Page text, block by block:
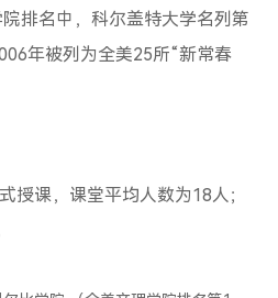
排名中，科尔盖特大学名列第
年被列为全美25所“新常春
授课，课堂平均人数为18人；